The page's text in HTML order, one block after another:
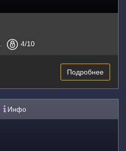
4/10
Подробнее
Инфо